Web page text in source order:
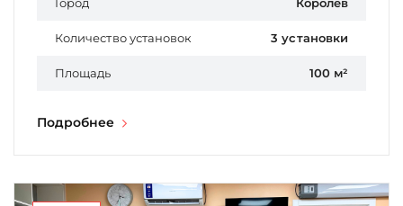
Количество установок 3 установки
Площадь 100 м²
Подробнее